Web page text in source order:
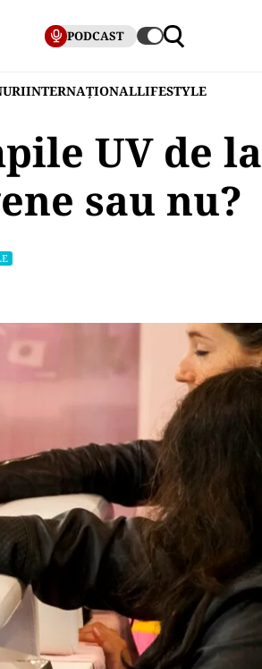
PODCAST
INTERNAȚIONALLIFESTYLE
UV de la
sau nu?